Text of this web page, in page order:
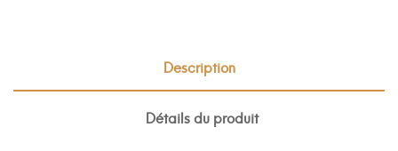
Description
Détails du produit